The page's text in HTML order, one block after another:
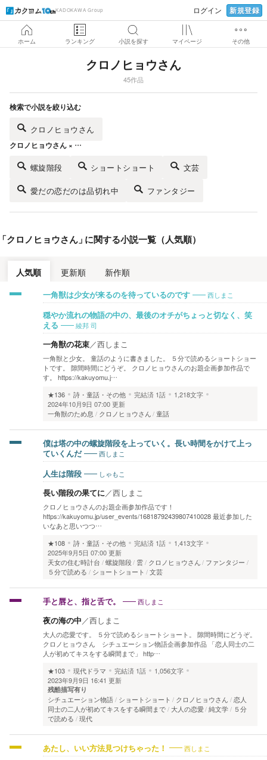
KADOKAWA Group ログイン 新規登録
ホーム ランキング 小説を探す マイページ その他
クロノヒョウさん
45作品
検索で小説を絞り込む
クロノヒョウさん
クロノヒョウさん × …
螺旋階段 ショートショート 文芸
愛だの恋だのは品切れ中 ファンタジー
クロノヒョウさん 」に関する小説一覧（人気順）
人気順 更新順 新作順
一角獣は少女が来るのを待っているのです 西しまこ
穏やか流れの物語の中の、最後のオチがちょっと切なく、笑
える
綾邦 司
一角獣の花束／西しまこ
一角獣と少女。 童話のように書きました。 ５分で読めるショートショー
トです。 隙間時間にどうぞ。 クロノヒョウさんのお題企画参加作品で
す。 https://kakuyomu.j…
★136
詩・童話・その他 完結済 1話
1,218文字
2024年10月9日 07:00 更新
一角獣のため息
クロノヒョウさん 童話
僕は塔の中の螺旋階段を上っていく。長い時間をかけて上っ
ていくんだ
西しまこ
人生は階段 しゃもこ
長い階段の果てに／西しまこ
クロノヒョウさんのお題企画参加作品です！
https://kakuyomu.jp/user_events/16818792439807410028 最近参加した
いなあと思いつつ…
★108
詩・童話・その他 完結済 1話
1,413文字
2025年9月5日 07:00 更新
天女の住む時計台
螺旋階段 雲 クロノヒョウさん
ファンタジー
５分で読める
ショートショート 文芸
手と唇と、指と舌で。 西しまこ
夜の海の中／西しまこ
大人の恋愛です。 ５分で読めるショートショート。 隙間時間にどうぞ。
クロノヒョウさん シチュエーション物語企画参加作品 「恋人同士の二
人が初めてキスをする瞬間まで」 http…
★103
現代ドラマ 完結済 1話
1,056文字
2023年9月9日 16:41 更新
残酷描写有り
シチュエーション物語 ショートショート クロノヒョウさん
恋人
同士の二人が初めてキスをする瞬間まで 大人の恋愛 純文学
５分
で読める
現代
あたし、いい方法見つけちゃった！ 西しまこ